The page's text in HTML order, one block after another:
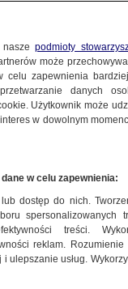
naszepodmioty
może
zapewnienia
danych
Użytkownik może
w dowolnym
w celu zapewnienia:
dostęp do nich.
spersonalizowanych
treści.
reklam.
ulepszanie usług.